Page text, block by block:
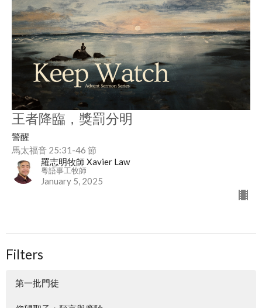
王者降臨，獎罰分明
警醒
馬太福音 25:31-46 節
羅志明牧師 Xavier Law
粵語事工牧師
January 5, 2025
Filters
第一批門徒